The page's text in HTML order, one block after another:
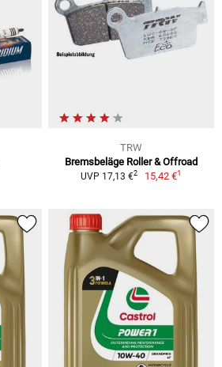
TRW
Bremsbeläge Roller & Offroad
UVP 17,13 €2 15,42 €1